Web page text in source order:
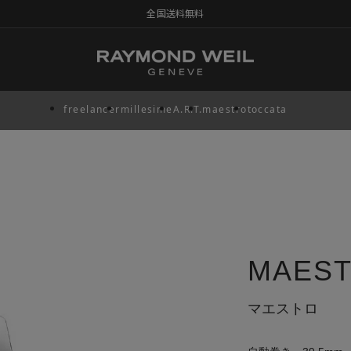
全国送料無料
freelancermillesimeA.R.T.maestrotoccata
マエストロ